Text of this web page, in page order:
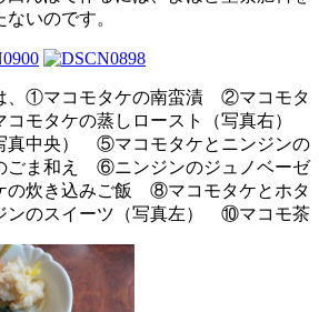
いのです。
、①マコモタケの南蛮漬 ②マコモタ
モタケの蒸しロースト（写真右）
真中央） ⑤マコモタケとニンジンの
ごま和え ⑥ニンジンのジュノベーゼ
炊き込みご飯 ⑧マコモタケとホタ
のスイーツ（写真左） ⑩マコモ茶